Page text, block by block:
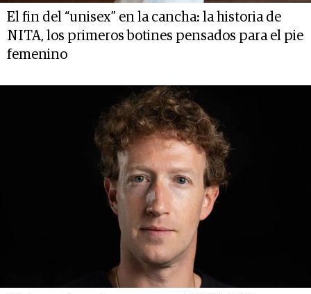
El fin del “unisex” en la cancha: la historia de
NITA, los primeros botines pensados para el pie
femenino